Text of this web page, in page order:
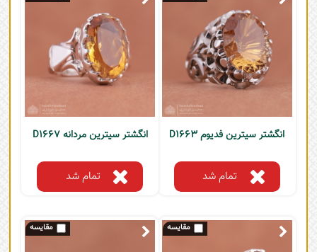
انگشتر سیترین فدیوم D1663
تمام شد
انگشتر سیترین مردانه D1667
تمام شد